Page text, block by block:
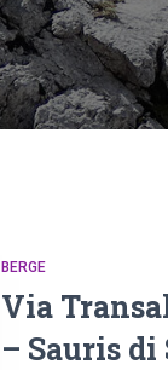
BERGE
Via
– Sauris di